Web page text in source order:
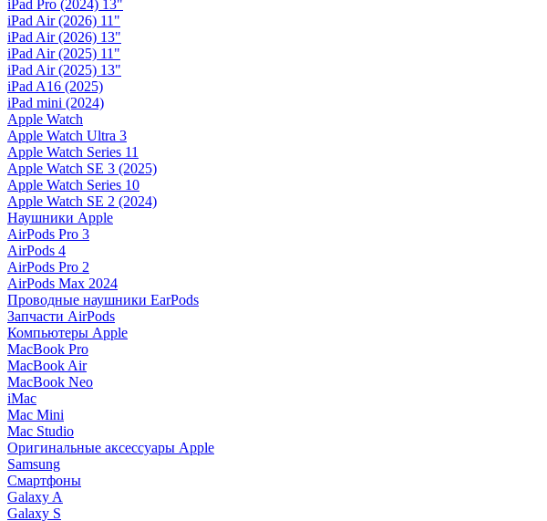
iPad Pro (2024) 13"
iPad Air (2026) 11"
iPad Air (2026) 13"
iPad Air (2025) 11"
iPad Air (2025) 13"
iPad A16 (2025)
iPad mini (2024)
Apple Watch
Apple Watch Ultra 3
Apple Watch Series 11
Apple Watch SE 3 (2025)
Apple Watch Series 10
Apple Watch SE 2 (2024)
Наушники Apple
AirPods Pro 3
AirPods 4
AirPods Pro 2
AirPods Max 2024
Проводные наушники EarPods
Запчасти AirPods
Компьютеры Apple
MacBook Pro
MacBook Air
MacBook Neo
iMac
Mac Mini
Mac Studio
Оригинальные аксессуары Apple
Samsung
Смартфоны
Galaxy A
Galaxy S